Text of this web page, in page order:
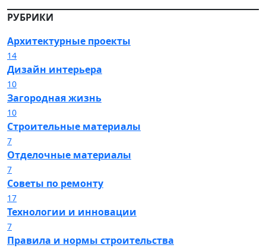
РУБРИКИ
Архитектурные проекты
14
Дизайн интерьера
10
Загородная жизнь
10
Строительные материалы
7
Отделочные материалы
7
Советы по ремонту
17
Технологии и инновации
7
Правила и нормы строительства